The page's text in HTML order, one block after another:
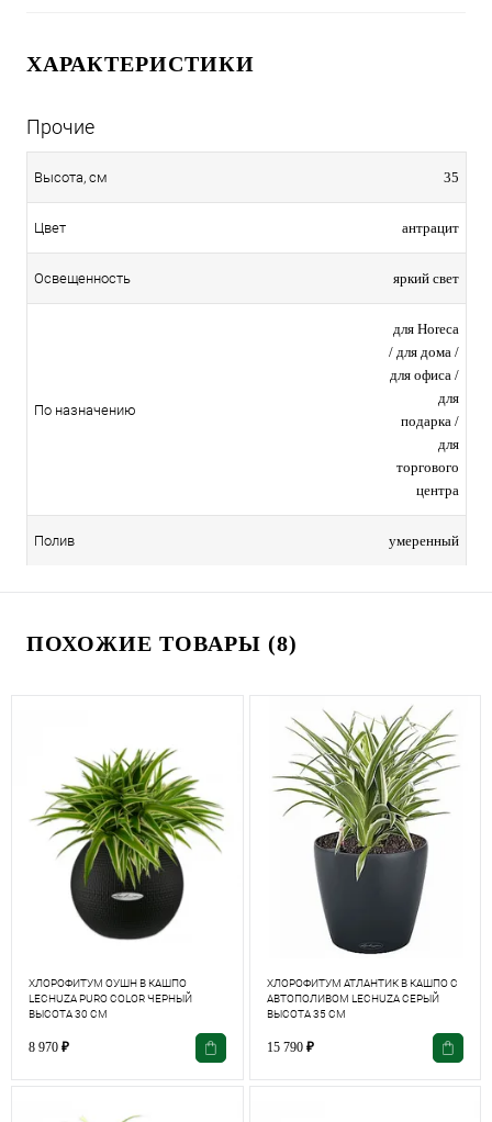
ХАРАКТЕРИСТИКИ
Прочие
Высота, см 35
Цвет антрацит
Освещенность яркий свет
По назначению
для Horeca
/ для дома /
для офиса /
для
подарка /
для
торгового
центра
Полив умеренный
ПОХОЖИЕ ТОВАРЫ (8)
ХЛОРОФИТУМ ОУШН В КАШПО
LECHUZA PURO COLOR ЧЕРНЫЙ
ВЫСОТА 30 СМ
8 970 ₽
ХЛОРОФИТУМ АТЛАНТИК В КАШПО С
АВТОПОЛИВОМ LECHUZA СЕРЫЙ
ВЫСОТА 35 СМ
15 790 ₽